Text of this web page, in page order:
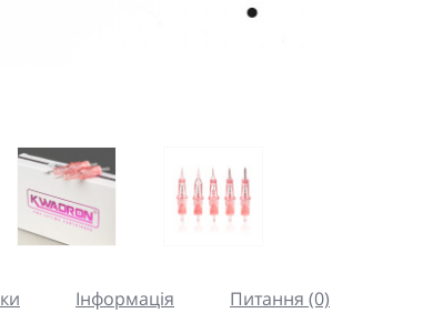
Інформація
Питання (0)